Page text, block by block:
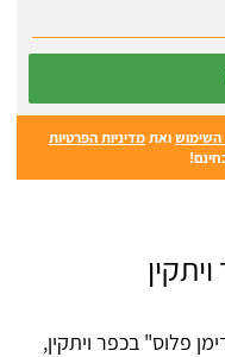
השימושואתמדיניות הפרטיות
פלוס" בכפר ויתקין,